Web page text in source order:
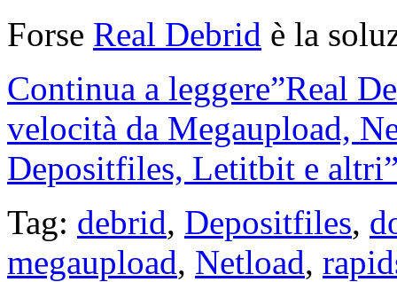
Forse Real Debrid è la
Continua a leggere”Real
velocità da Megaupload,
Depositfiles, Letitbit e
Tag: debrid, Depositfiles,
megaupload, Netload,